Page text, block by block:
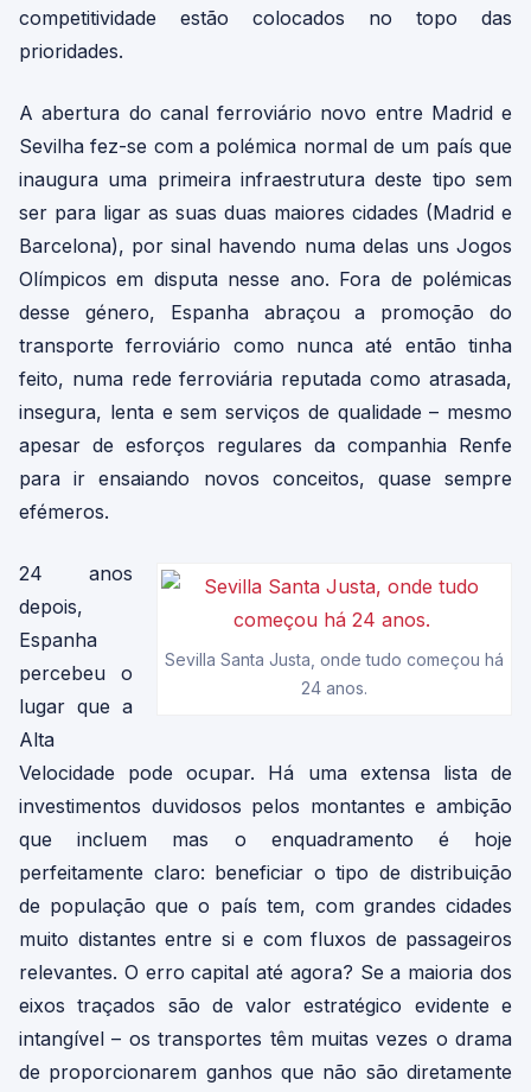
competitividade estão colocados no topo das
prioridades.
A abertura do canal ferroviário novo entre Madrid e
Sevilha fez-se com a polémica normal de um país que
inaugura uma primeira infraestrutura deste tipo sem
ser para ligar as suas duas maiores cidades (Madrid e
Barcelona), por sinal havendo numa delas uns Jogos
Olímpicos em disputa nesse ano. Fora de polémicas
desse género, Espanha abraçou a promoção do
transporte ferroviário como nunca até então tinha
feito, numa rede ferroviária reputada como atrasada,
insegura, lenta e sem serviços de qualidade – mesmo
apesar de esforços regulares da companhia Renfe
para ir ensaiando novos conceitos, quase sempre
efémeros.
Sevilla Santa Justa, onde tudo começou há
24 anos.
24 anos
depois,
Espanha
percebeu o
lugar que a
Alta
Velocidade pode ocupar. Há uma extensa lista de
investimentos duvidosos pelos montantes e ambição
que incluem mas o enquadramento é hoje
perfeitamente claro: beneficiar o tipo de distribuição
de população que o país tem, com grandes cidades
muito distantes entre si e com fluxos de passageiros
relevantes. O erro capital até agora? Se a maioria dos
eixos traçados são de valor estratégico evidente e
intangível – os transportes têm muitas vezes o drama
de proporcionarem ganhos que não são diretamente